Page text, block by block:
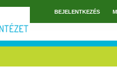
FőmenüBEJELENTKEZÉS